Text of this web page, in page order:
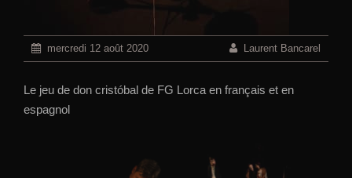
mercredi 12 août 2020 Laurent Bancarel
Le jeu de don cristóbal de FG Lorca en français et en
espagnol